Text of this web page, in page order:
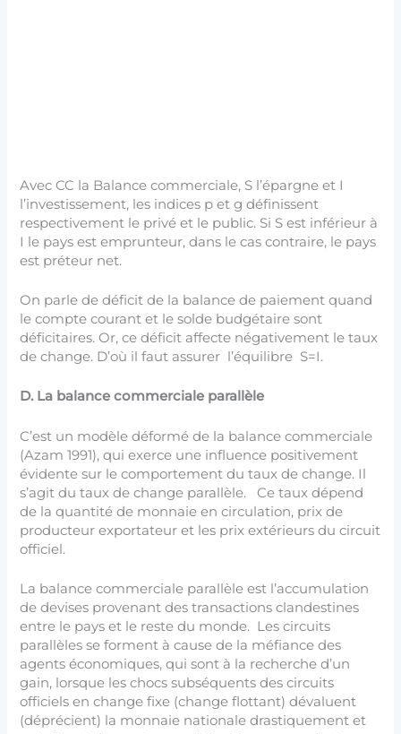
Avec CC la Balance commerciale, S l’épargne et I
l’investissement, les indices p et g définissent
respectivement le privé et le public. Si S est inférieur à
I le pays est emprunteur, dans le cas contraire, le pays
est préteur net.
On parle de déficit de la balance de paiement quand
le compte courant et le solde budgétaire sont
déficitaires. Or, ce déficit affecte négativement le taux
de change. D’où il faut assurer l’équilibre S=I.
D.La balance commerciale parallèle
C’est un modèle déformé de la balance commerciale
(Azam 1991), qui exerce une influence positivement
évidente sur le comportement du taux de change. Il
s’agit du taux de change parallèle. Ce taux dépend
de la quantité de monnaie en circulation, prix de
producteur exportateur et les prix extérieurs du circuit
officiel.
La balance commerciale parallèle est l’accumulation
de devises provenant des transactions clandestines
entre le pays et le reste du monde. Les circuits
parallèles se forment à cause de la méfiance des
agents économiques, qui sont à la recherche d’un
gain, lorsque les chocs subséquents des circuits
officiels en change fixe (change flottant) dévaluent
(déprécient) la monnaie nationale drastiquement et